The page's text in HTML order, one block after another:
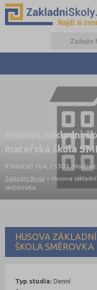
Husova základní
mateřská škola
K Nádraží 104, 25301
Základní škola > Husova
SMĚROVKA
HUSOVA
ŠKOLA SMĚROVKA
Typ studia: Denní